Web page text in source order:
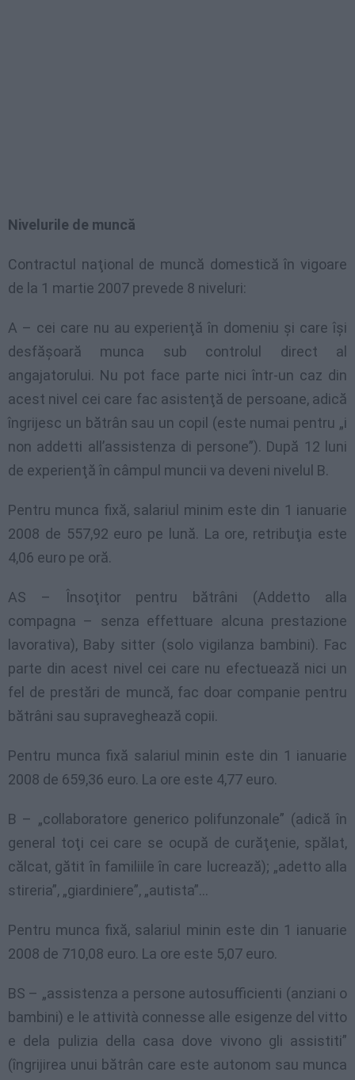
Nivelurile de muncă
Contractul naţional de muncă domestică în vigoare
de la 1 martie 2007 prevede 8 niveluri:
A – cei care nu au experienţă în domeniu şi care îşi
desfăşoară munca sub controlul direct al
angajatorului. Nu pot face parte nici într-un caz din
acest nivel cei care fac asistenţă de persoane, adică
îngrijesc un bătrân sau un copil (este numai pentru „i
non addetti all’assistenza di persone”). După 12 luni
de experienţă în câmpul muncii va deveni nivelul B.
Pentru munca fixă, salariul minim este din 1 ianuarie
2008 de 557,92 euro pe lună. La ore, retribuţia este
4,06 euro pe oră.
AS – Însoţitor pentru bătrâni (Addetto alla
compagna – senza effettuare alcuna prestazione
lavorativa), Baby sitter (solo vigilanza bambini). Fac
parte din acest nivel cei care nu efectuează nici un
fel de prestări de muncă, fac doar companie pentru
bătrâni sau supraveghează copii.
Pentru munca fixă salariul minin este din 1 ianuarie
2008 de 659,36 euro. La ore este 4,77 euro.
B – „collaboratore generico polifunzonale” (adică în
general toţi cei care se ocupă de curăţenie, spălat,
călcat, gătit în familiile în care lucrează); „adetto alla
stireria”, „giardiniere”, „autista”…
Pentru munca fixă, salariul minin este din 1 ianuarie
2008 de 710,08 euro. La ore este 5,07 euro.
BS – „assistenza a persone autosufficienti (anziani o
bambini) e le attività connesse alle esigenze del vitto
e dela pulizia della casa dove vivono gli assistiti”
(îngrijirea unui bătrân care este autonom sau munca